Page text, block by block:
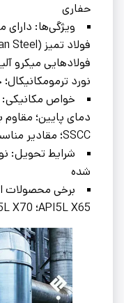
حفاری
ویژگی‌ها: دارای
فولادهایی میکرو
نورد
خواص مکانیکی:
SSCC؛ مقادیر مناسب تست DBTT
شرایط تحویل:
شده
API5L X65؛ API5L X70